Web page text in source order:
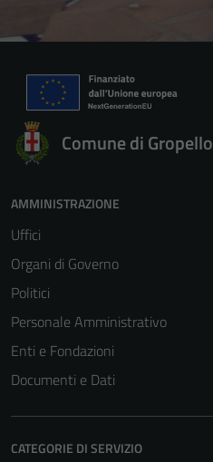
Comune di
AMMINISTRAZIONE
Uffici
Organi di Governo
Politici
Personale Amministrativo
Enti e Fondazioni
Documenti e Dati
CATEGORIE DI SERVIZIO